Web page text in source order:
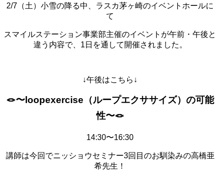
2/7（土）小雪の降る中、ラスカ茅ヶ崎のイベントホールに
て
スマイルステーション事業部主催のイベントが午前・午後と
違う内容で、1日を通して開催されました。
↓午後はこちら↓
🪢〜loopexercise（ループエクササイズ）の可能
性〜🪢
14:30〜16:30
講師は今回でニッショウセミナー3回目のお馴染みの高橋亜
希先生！